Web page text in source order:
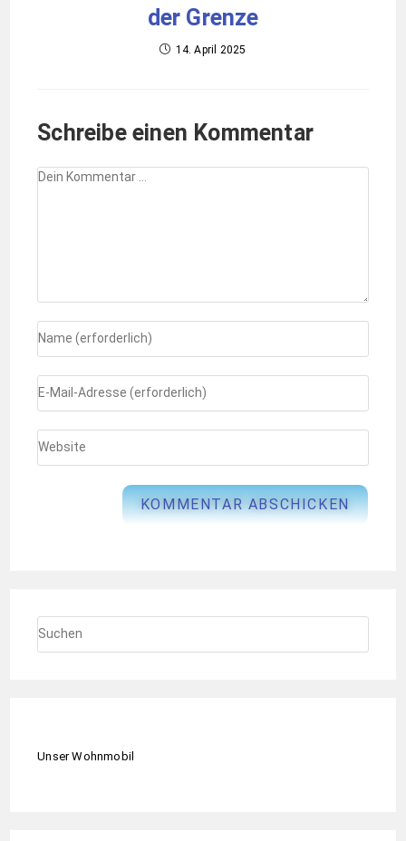
der Grenze
14. April 2025
Schreibe einen Kommentar
Unser Wohnmobil